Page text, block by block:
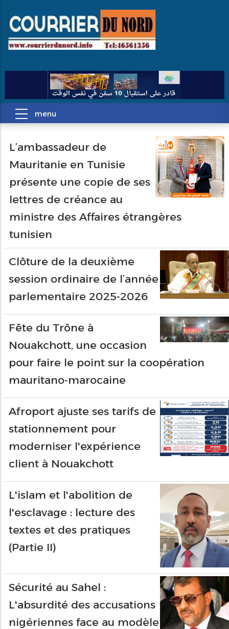
L’ambassadeur de
Mauritanie en Tunisie
présente une copie de ses
lettres de créance au
ministre des Affaires étrangères
tunisien
Clôture de la deuxième
session ordinaire de l’année
parlementaire 2025-2026
Fête du Trône à
Nouakchott, une occasion
pour faire le point sur la coopération
mauritano-marocaine
Afroport ajuste ses tarifs de
stationnement pour
moderniser l'expérience
client à Nouakchott
L'islam et l'abolition de
l'esclavage : lecture des
textes et des pratiques
(Partie II)
Sécurité au Sahel :
L'absurdité des accusations
nigériennes face au modèle
Pagination